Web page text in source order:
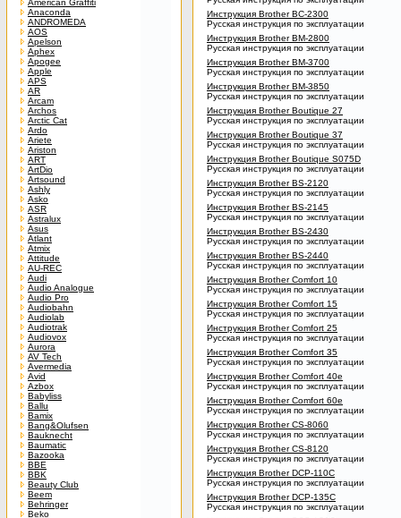
American Graffiti
Anaconda
ANDROMEDA
AOS
Apelson
Aphex
Apogee
Apple
APS
AR
Arcam
Archos
Arctic Cat
Ardo
Ariete
Ariston
ART
ArtDio
Artsound
Ashly
Asko
ASR
Astralux
Asus
Atlant
Atmix
Attitude
AU-REC
Audi
Audio Analogue
Audio Pro
Audiobahn
Audiolab
Audiotrak
Audiovox
Aurora
AV Tech
Avermedia
Avid
Azbox
Babyliss
Ballu
Bamix
Bang&Olufsen
Bauknecht
Baumatic
Bazooka
BBE
BBK
Beauty Club
Beem
Behringer
Beko
Инструкция Brother BC-2300
Русская инструкция по эксплуатации
Инструкция Brother BM-2800
Русская инструкция по эксплуатации
Инструкция Brother BM-3700
Русская инструкция по эксплуатации
Инструкция Brother BM-3850
Русская инструкция по эксплуатации
Инструкция Brother Boutique 27
Русская инструкция по эксплуатации
Инструкция Brother Boutique 37
Русская инструкция по эксплуатации
Инструкция Brother Boutique S075D
Русская инструкция по эксплуатации
Инструкция Brother BS-2120
Русская инструкция по эксплуатации
Инструкция Brother BS-2145
Русская инструкция по эксплуатации
Инструкция Brother BS-2430
Русская инструкция по эксплуатации
Инструкция Brother BS-2440
Русская инструкция по эксплуатации
Инструкция Brother Comfort 10
Русская инструкция по эксплуатации
Инструкция Brother Comfort 15
Русская инструкция по эксплуатации
Инструкция Brother Comfort 25
Русская инструкция по эксплуатации
Инструкция Brother Comfort 35
Русская инструкция по эксплуатации
Инструкция Brother Comfort 40e
Русская инструкция по эксплуатации
Инструкция Brother Comfort 60e
Русская инструкция по эксплуатации
Инструкция Brother CS-8060
Русская инструкция по эксплуатации
Инструкция Brother CS-8120
Русская инструкция по эксплуатации
Инструкция Brother DCP-110C
Русская инструкция по эксплуатации
Инструкция Brother DCP-135C
Русская инструкция по эксплуатации